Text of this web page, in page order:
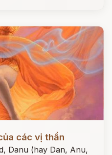
các vị thần
Danu (hay Dan, Anu,